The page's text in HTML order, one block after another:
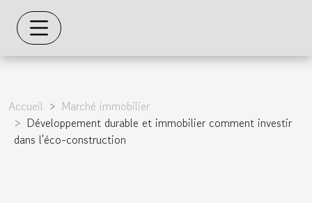
Accueil
Marché immobilier
Développement durable et immobilier comment investir
dans l'éco-construction